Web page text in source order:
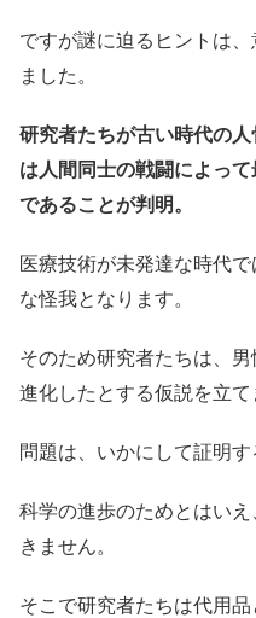
ですが謎に迫るヒントは
ました。
研究者たちが古い時代の
は人間同士の戦闘によっ
であることが判明。
医療技術が未発達な時代
な怪我となります。
そのため研究者たちは、
進化したとする仮説を立て
問題は、いかにして証明す
科学の進歩のためとはい
きません。
そこで研究者たちは代用品